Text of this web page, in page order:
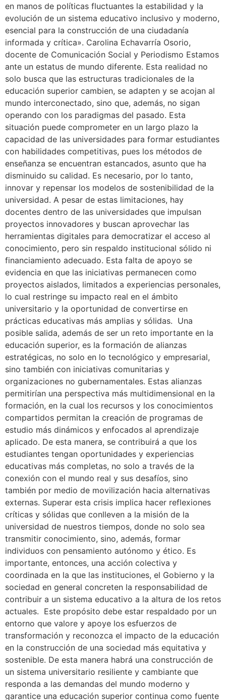
en manos de políticas fluctuantes la estabilidad y la
evolución de un sistema educativo inclusivo y moderno,
esencial para la construcción de una ciudadanía
informada y crítica». Carolina Echavarría Osorio,
docente de Comunicación Social y Periodismo Estamos
ante un estatus de mundo diferente. Esta realidad no
solo busca que las estructuras tradicionales de la
educación superior cambien, se adapten y se acojan al
mundo interconectado, sino que, además, no sigan
operando con los paradigmas del pasado. Esta
situación puede comprometer en un largo plazo la
capacidad de las universidades para formar estudiantes
con habilidades competitivas, pues los métodos de
enseñanza se encuentran estancados, asunto que ha
disminuido su calidad. Es necesario, por lo tanto,
innovar y repensar los modelos de sostenibilidad de la
universidad. A pesar de estas limitaciones, hay
docentes dentro de las universidades que impulsan
proyectos innovadores y buscan aprovechar las
herramientas digitales para democratizar el acceso al
conocimiento, pero sin respaldo institucional sólido ni
financiamiento adecuado. Esta falta de apoyo se
evidencia en que las iniciativas permanecen como
proyectos aislados, limitados a experiencias personales,
lo cual restringe su impacto real en el ámbito
universitario y la oportunidad de convertirse en
prácticas educativas más amplias y sólidas. Una
posible salida, además de ser un reto importante en la
educación superior, es la formación de alianzas
estratégicas, no solo en lo tecnológico y empresarial,
sino también con iniciativas comunitarias y
organizaciones no gubernamentales. Estas alianzas
permitirían una perspectiva más multidimensional en la
formación, en la cual los recursos y los conocimientos
compartidos permitan la creación de programas de
estudio más dinámicos y enfocados al aprendizaje
aplicado. De esta manera, se contribuirá a que los
estudiantes tengan oportunidades y experiencias
educativas más completas, no solo a través de la
conexión con el mundo real y sus desafíos, sino
también por medio de movilización hacia alternativas
externas. Superar esta crisis implica hacer reflexiones
críticas y sólidas que conlleven a la misión de la
universidad de nuestros tiempos, donde no solo sea
transmitir conocimiento, sino, además, formar
individuos con pensamiento autónomo y ético. Es
importante, entonces, una acción colectiva y
coordinada en la que las instituciones, el Gobierno y la
sociedad en general concreten la responsabilidad de
contribuir a un sistema educativo a la altura de los retos
actuales. Este propósito debe estar respaldado por un
entorno que valore y apoye los esfuerzos de
transformación y reconozca el impacto de la educación
en la construcción de una sociedad más equitativa y
sostenible. De esta manera habrá una construcción de
un sistema universitario resiliente y cambiante que
responda a las demandas del mundo moderno y
garantice una educación superior continua como fuente